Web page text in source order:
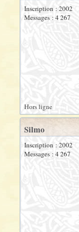
Inscription : 2002
Messages : 4 267
Hors ligne
Silmo
Inscription : 2002
Messages : 4 267